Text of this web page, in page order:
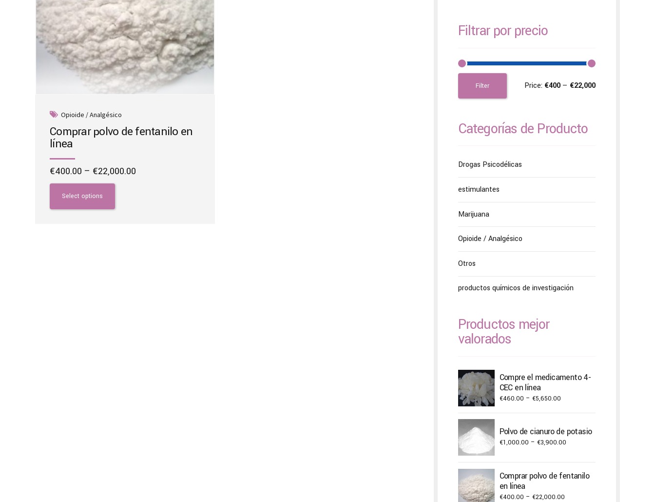
Opioide / Analgésico
Comprar polvo de fentanilo en
línea
€400.00 – €22,000.00
Select options
This
product
has
Filtrar por precio
Filter Price: €400 — €22,000
Categorías de Producto
Drogas Psicodélicas
estimulantes
Marijuana
Opioide / Analgésico
Otros
productos químicos de investigación
Productos mejor
valorados
Compre el medicamento 4-
CEC en línea
€460.00 – €5,650.00Price
through
€5,650.00
Polvo de cianuro de potasio
€1,000.00 – €3,900.00Price
through
Comprar polvo de fentanilo
en línea
€400.00 – €22,000.00Price